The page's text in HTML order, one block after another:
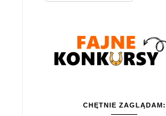
CHĘTNIE ZAGLĄDAM: